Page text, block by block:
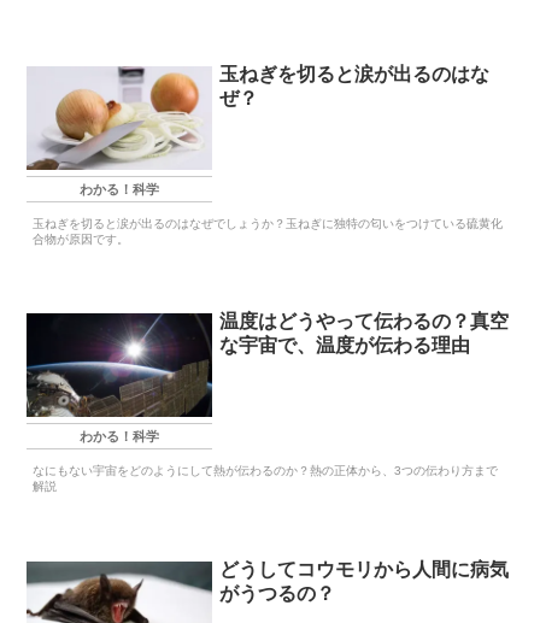
わかる！科学
玉ねぎを切ると涙が出るのはな
ぜ？
玉ねぎを切ると涙が出るのはなぜでしょうか？玉ねぎに独特の匂いをつけている硫黄化
合物が原因です。
わかる！科学
温度はどうやって伝わるの？真空
な宇宙で、温度が伝わる理由
なにもない宇宙をどのようにして熱が伝わるのか？熱の正体から、3つの伝わり方まで
解説
どうしてコウモリから人間に病気
がうつるの？